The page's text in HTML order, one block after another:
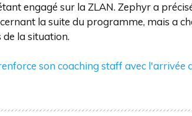
engagé sur la ZLAN. Zephyr a
la suite du programme, mais a
de la situation.
son coaching staff avec